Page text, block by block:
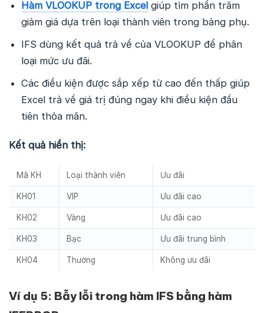
Hàm VLOOKUP trong Excel giúp tìm phần trăm
giảm giá dựa trên loại thành viên trong bảng phụ.
IFS dùng kết quả trả về của VLOOKUP để phân
loại mức ưu đãi.
Các điều kiện được sắp xếp từ cao đến thấp giúp
Excel trả về giá trị đúng ngay khi điều kiện đầu
tiên thỏa mãn.
Kết quả hiển thị:
Mã KH Loại thành viên Ưu đãi
KH01 VIP Ưu đãi cao
KH02 Vàng Ưu đãi cao
KH03 Bạc Ưu đãi trung bình
KH04 Thường Không ưu đãi
Ví dụ 5: Bẫy lỗi trong hàm IFS bằng hàm